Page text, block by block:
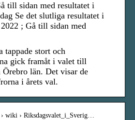
till sidan med resultatet i
Se det slutliga resultatet i
; Gå till sidan med
tappade stort och
gick framåt i valet till
län. Det visar de
i årets val.
wiki › Riksdagsvalet_i_Sverig…